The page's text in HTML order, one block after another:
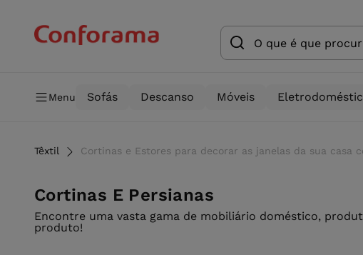
Menu Sofás Descanso Móveis
Têxtil Cortinas e Estores para decorar as janelas da sua casa
Cortinas E Persianas
Encontre uma vasta gama de mobiliário doméstico,
produto!